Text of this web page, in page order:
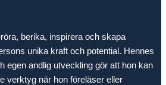
berika, inspirera och skapa
unika kraft och potential. Hennes
egen andlig utveckling gör att hon kan
verktyg när hon föreläser eller